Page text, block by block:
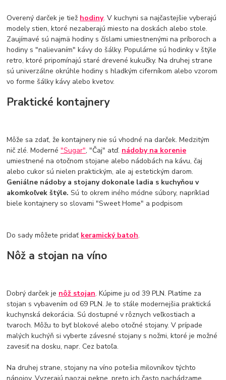
Overený darček je tiež hodiny. V kuchyni sa najčastejšie vyberajú
modely stien, ktoré nezaberajú miesto na doskách alebo stole.
Zaujímavé sú najmä hodiny s číslami umiestnenými na príboroch a
hodiny s "nalievaním" kávy do šálky. Populárne sú hodinky v štýle
retro, ktoré pripomínajú staré drevené kukučky. Na druhej strane
sú univerzálne okrúhle hodiny s hladkým ciferníkom alebo vzorom
vo forme šálky kávy alebo kvetov.
Praktické kontajnery
Môže sa zdať, že kontajnery nie sú vhodné na darček. Medzitým
nič zlé. Moderné"Sugar", "Čaj" atď. nádoby na korenie
umiestnené na otočnom stojane alebo nádobách na kávu, čaj
alebo cukor sú nielen praktickým, ale aj estetickým darom.
Geniálne nádoby a stojany dokonale ladia s kuchyňou v
akomkoľvek štýle.Sú to okrem iného módne súbory, napríklad
biele kontajnery so slovami "Sweet Home" a podpisom
Do sady môžete pridať keramický batoh.
Nôž a stojan na víno
Dobrý darček je nôž stojan. Kúpime ju od 39 PLN. Platíme za
stojan s vybavením od 69 PLN. Je to stále modernejšia praktická
kuchynská dekorácia. Sú dostupné v rôznych veľkostiach a
tvaroch. Môžu to byť blokové alebo otočné stojany. V prípade
malých kuchýň si vyberte závesné stojany s nožmi, ktoré je možné
zavesiť na dosku, napr. Cez batoľa.
Na druhej strane, stojany na víno potešia milovníkov týchto